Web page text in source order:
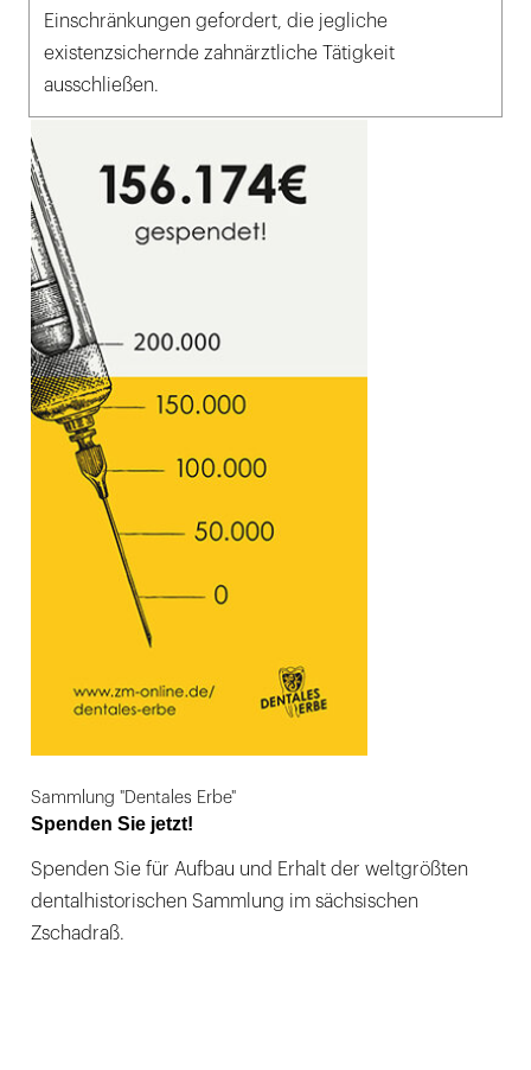
Einschränkungen gefordert, die jegliche
existenzsichernde zahnärztliche Tätigkeit
ausschließen.
Sammlung "Dentales Erbe"
Spenden Sie jetzt!
Spenden Sie für Aufbau und Erhalt der weltgrößten
dentalhistorischen Sammlung im sächsischen
Zschadraß.